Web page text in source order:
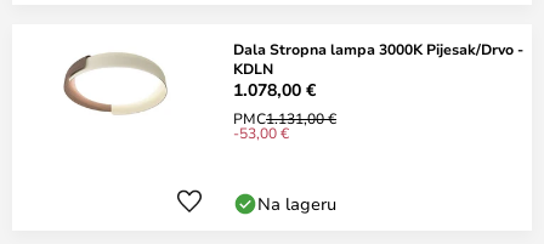
Dala Stropna lampa 3000K Pijesak/Drvo -
KDLN
1.078,00 €
PMC1.131,00 €
-53,00 €
Na lageru